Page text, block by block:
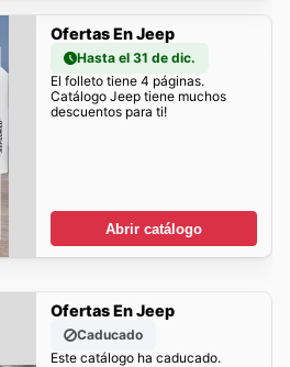
Ofertas En Jeep
Hasta el 31 de dic.
El folleto tiene 4 páginas.
Catálogo Jeep tiene muchos
descuentos para ti!
Abrir catálogo
Ofertas En Jeep
Caducado
Este catálogo ha caducado.